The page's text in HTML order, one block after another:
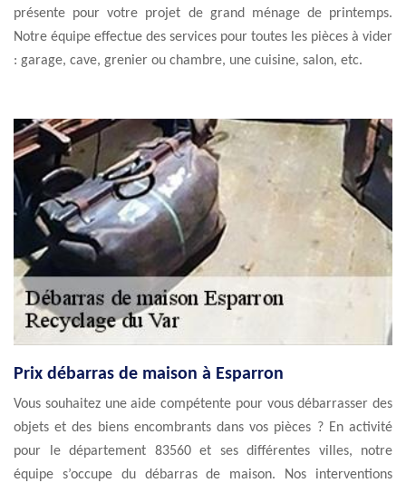
présente pour votre projet de grand ménage de printemps.
Notre équipe effectue des services pour toutes les pièces à vider
: garage, cave, grenier ou chambre, une cuisine, salon, etc.
Prix débarras de maison à Esparron
Vous souhaitez une aide compétente pour vous débarrasser des
objets et des biens encombrants dans vos pièces ? En activité
pour le département 83560 et ses différentes villes, notre
équipe s’occupe du débarras de maison. Nos interventions